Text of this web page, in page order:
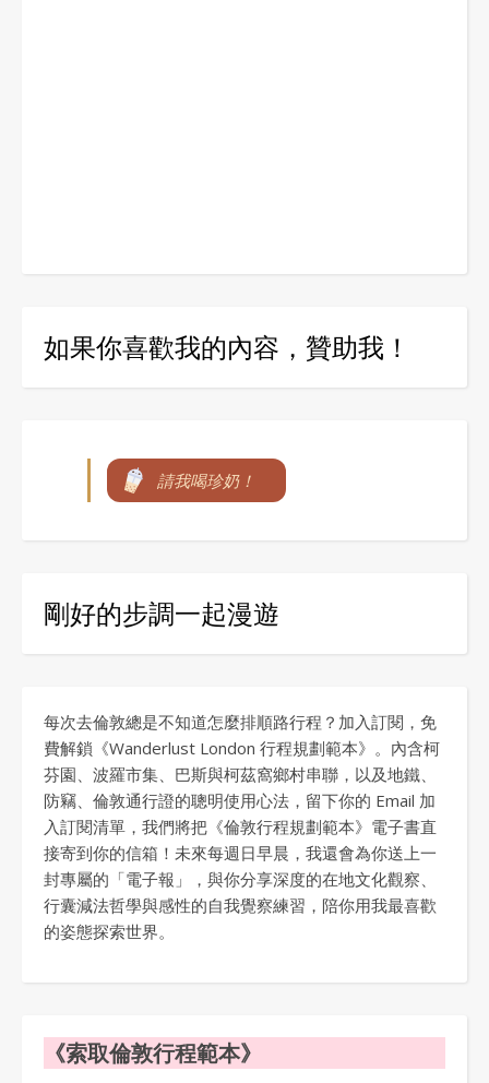
如果你喜歡我的內容，贊助我！
請我喝珍奶！
剛好的步調一起漫遊
每次去倫敦總是不知道怎麼排順路行程？加入訂閱，免
費解鎖《Wanderlust London 行程規劃範本》。內含柯
芬園、波羅市集、巴斯與柯茲窩鄉村串聯，以及地鐵、
防竊、倫敦通行證的聰明使用心法，留下你的 Email 加
入訂閱清單，我們將把《倫敦行程規劃範本》電子書直
接寄到你的信箱！未來每週日早晨，我還會為你送上一
封專屬的「電子報」，與你分享深度的在地文化觀察、
行囊減法哲學與感性的自我覺察練習，陪你用我最喜歡
的姿態探索世界。
《索取倫敦行程範本》